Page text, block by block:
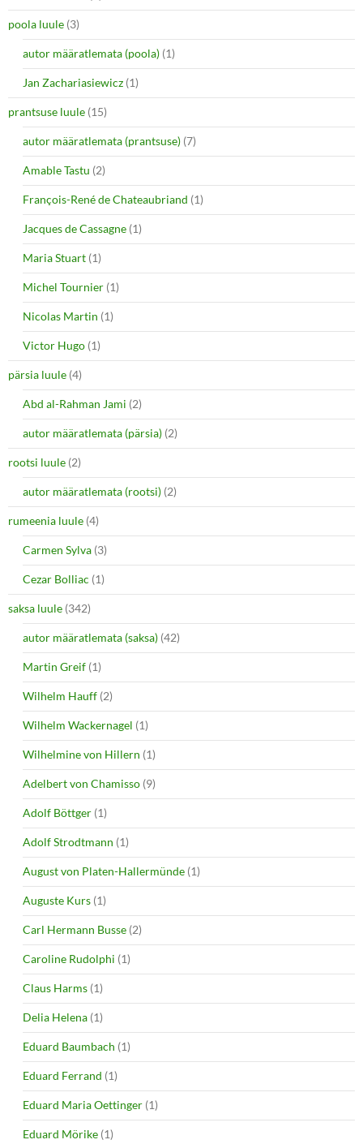
poola luule (3)
autor määratlemata (poola) (1)
Jan Zachariasiewicz (1)
prantsuse luule (15)
autor määratlemata (prantsuse) (7)
Amable Tastu (2)
François-René de Chateaubriand (1)
Jacques de Cassagne (1)
Maria Stuart (1)
Michel Tournier (1)
Nicolas Martin (1)
Victor Hugo (1)
pärsia luule (4)
Abd al-Rahman Jami (2)
autor määratlemata (pärsia) (2)
rootsi luule (2)
autor määratlemata (rootsi) (2)
rumeenia luule (4)
Carmen Sylva (3)
Cezar Bolliac (1)
saksa luule (342)
autor määratlemata (saksa) (42)
Martin Greif (1)
Wilhelm Hauff (2)
Wilhelm Wackernagel (1)
Wilhelmine von Hillern (1)
Adelbert von Chamisso (9)
Adolf Böttger (1)
Adolf Strodtmann (1)
August von Platen-Hallermünde (1)
Auguste Kurs (1)
Carl Hermann Busse (2)
Caroline Rudolphi (1)
Claus Harms (1)
Delia Helena (1)
Eduard Baumbach (1)
Eduard Ferrand (1)
Eduard Maria Oettinger (1)
Eduard Mörike (1)